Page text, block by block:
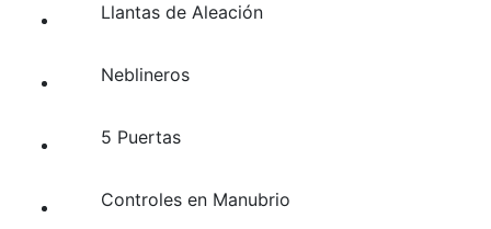
Llantas de Aleación
Neblineros
5 Puertas
Controles en Manubrio